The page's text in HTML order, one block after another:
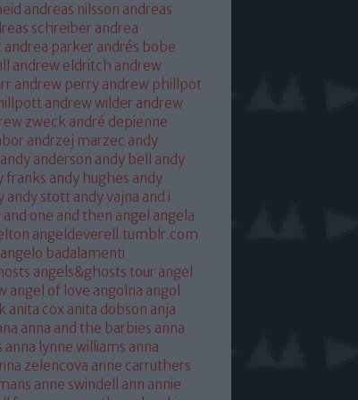
andreas nilsson andreas
schreiber andrea
andrea parker andrés bobe
andrew eldritch andrew
andrew perry andrew phillpot
andrew wilder andrew
zweck andré depienne
andrzej marzec andy
andy anderson andy bell
andy
franks andy hughes andy
andy stott andy vajna and i
and one and then angel angela
angeldeverell.tumblr.com
angelo badalamenti
angels&ghosts tour angel
angel of love angolna angol
anita cox anita dobson anja
anna and the barbies anna
anna lynne williams anna
zelencova anne carruthers
anne swindell
ann annie